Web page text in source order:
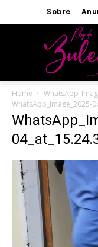
Sobre
Home
WhatsApp_Image_2025-